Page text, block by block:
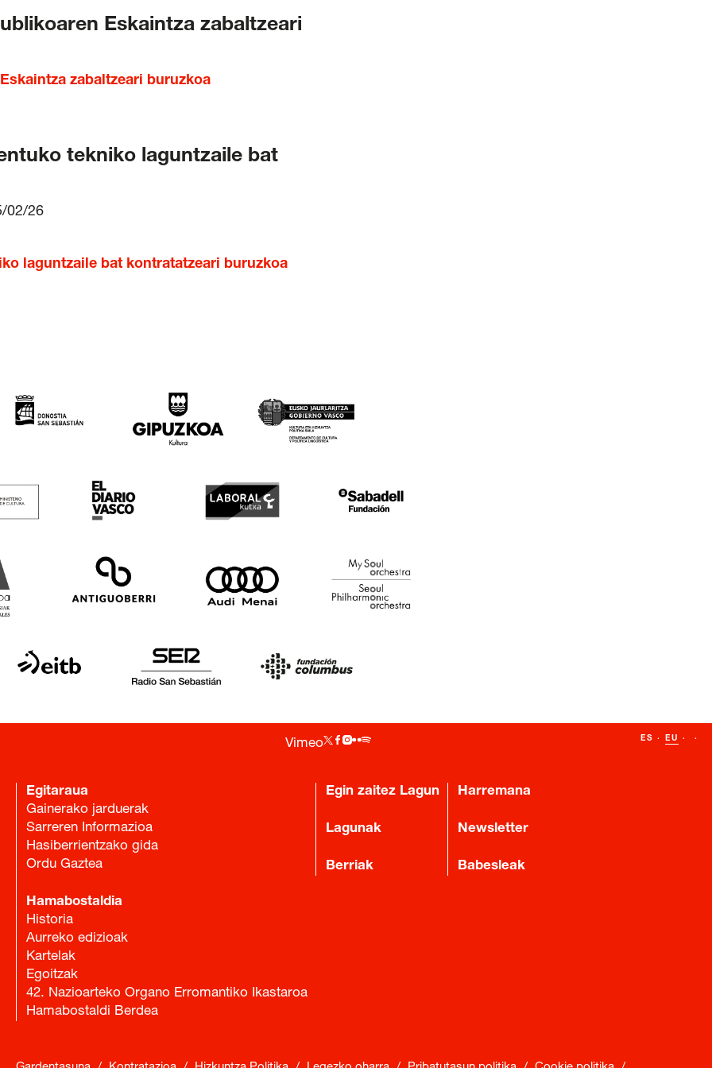
Eskaintza zabaltzeari
zabaltzeari buruzkoa
tekniko laguntzaile bat
02/26
laguntzaile bat kontratatzeari buruzkoa
Vimeo ES · EU · ·
Egitaraua
Gainerako jarduerak
Sarreren Informazioa
Hasiberrientzako gida
Ordu Gaztea
Hamabostaldia
Historia
Aurreko edizioak
Kartelak
Egoitzak
42. Nazioarteko Organo Erromantiko Ikastaroa
Hamabostaldi Berdea
Egin zaitez Lagun
Lagunak
Berriak
Harremana
Newsletter
Babesleak